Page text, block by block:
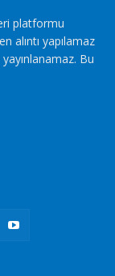
platformu
alıntı yapılamaz
Bu